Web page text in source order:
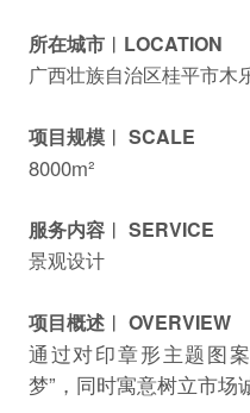
所在城市︱LOCATION
广西壮族自治区桂平市木
项目规模︱ SCALE
8000m²
服务内容︱ SERVICE
景观设计
项目概述︱ OVERVIEW
通过对印章形主题图
梦”，同时寓意树立市场